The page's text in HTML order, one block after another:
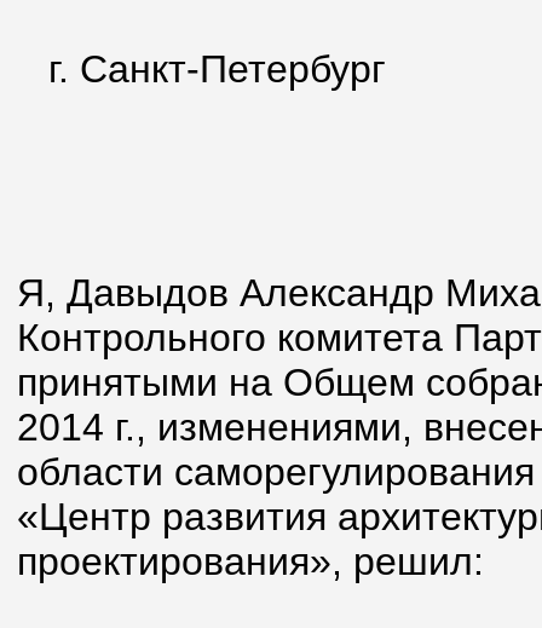
г.
Я, Давыдов Александр
Контрольного комитета
принятыми на Общем
2014 г., изменениями,
области
«Центр развития
проектирования», решил: